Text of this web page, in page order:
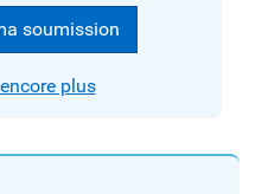
soumission
plus